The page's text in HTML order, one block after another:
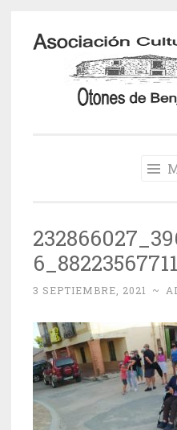
Saltar
contenido
3 SEPTIEMBRE, 2021 ~